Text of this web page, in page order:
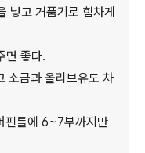
넣고 거품기로 힘차게
면 좋다.
소금과 올리브유도 차
핀틀에 6~7부까지만